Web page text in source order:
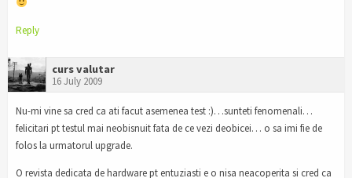
Reply
curs valutar
16 July 2009
Nu-mi vine sa cred ca ati facut asemenea test :)…sunteti fenomenali…
felicitari pt testul mai neobisnuit fata de ce vezi deobicei… o sa imi fie de
folos la urmatorul upgrade.
O revista dedicata de hardware pt entuziasti e o nisa neacoperita si cred ca